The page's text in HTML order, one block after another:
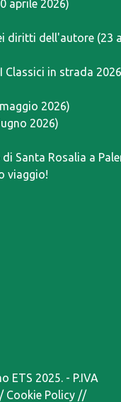
aprile 2026)
diritti dell'autore (23
Classici in strada 2026
2026)
2026)
Santa Rosalia a
viaggio!
ETS 2025. - P.IVA
Cookie Policy //